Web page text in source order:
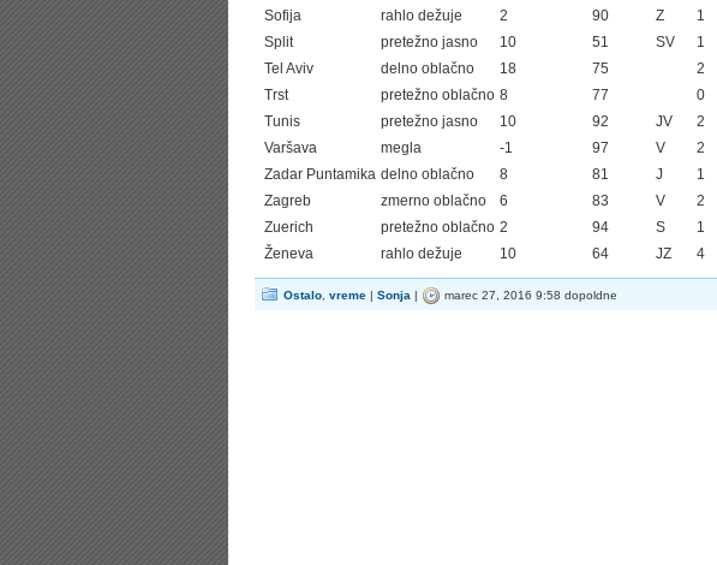
Sofija
rahlo dežuje 2 90 Z 1
Split
pretežno jasno 10 51 SV 1
Tel Aviv
delno oblačno 18 75 2
Trst
pretežno oblačno 8 77 0
Tunis
pretežno jasno 10 92 JV 2
Varšava
megla -1 97 V 2
Zadar Puntamika delno oblačno 8 81 J 1
Zagreb
zmerno oblačno 6 83 V 2
Zuerich
pretežno oblačno 2 94 S 1
Ženeva
rahlo dežuje 10 64 JZ 4
Ostalo vreme | Sonja | marec 27, 2016 9:58 dopoldne